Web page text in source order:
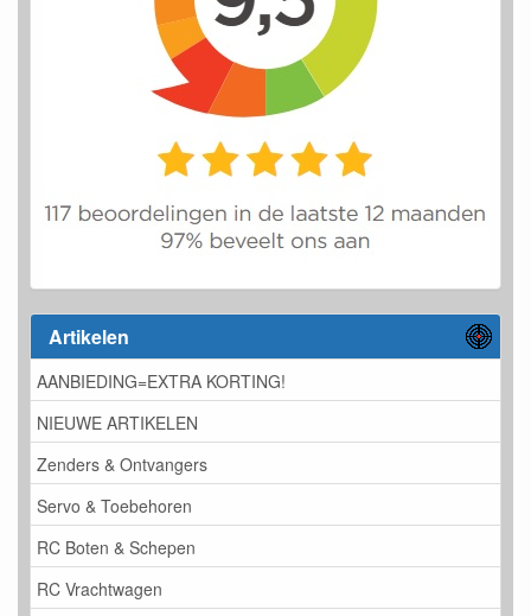
Artikelen
AANBIEDING=EXTRA KORTING!
NIEUWE ARTIKELEN
Zenders & Ontvangers
Servo & Toebehoren
RC Boten & Schepen
RC Vrachtwagen